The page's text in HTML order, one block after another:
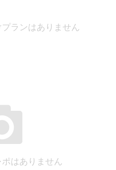
ランはありません
はありません